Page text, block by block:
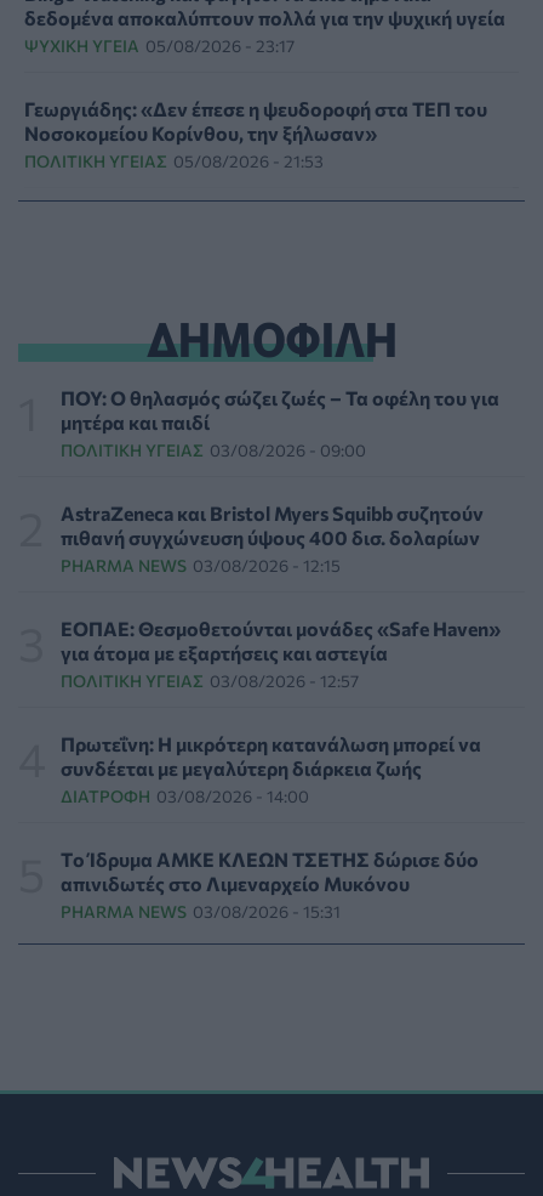
δεδομένα αποκαλύπτουν πολλά για την ψυχική υγεία
ΨΥΧΙΚΉ ΥΓΕΊΑ 05/08/2026 - 23:17
Γεωργιάδης: «Δεν έπεσε η ψευδοροφή στα ΤΕΠ του
Νοσοκομείου Κορίνθου, την ξήλωσαν»
ΠΟΛΙΤΙΚΉ ΥΓΕΊΑΣ 05/08/2026 - 21:53
Τύποι, συμπτώματα και αντιμετώπιση της
φωτοευαισθησίας - Χρήσιμες ερωταπαντήσεις
ΥΓΕΊΑ 05/08/2026 - 20:42
δάσους κάηκαν σε λίγες μόνο μέρες
ΕΠΙΚΑΙΡΌΤΗΤΑ 05/08/2026 - 20:16
διακομιδών στη Στερεά Ελλάδα με τα νέα
ασθενοφόρα»
ΠΟΛΙΤΙΚΉ ΥΓΕΊΑΣ 05/08/2026 - 19:49
Οι πέντε λόγοι για τους οποίους η διατροφή πρέπει να
καθοδηγείται από κλινικό διαιτολόγο
HEALTH TALK 05/08/2026 - 18:59
Ψυχοκοινωνική υποστήριξη στους πυρόπληκτους της
Δυτικής Αττικής από τον ΕΕΣ
ΕΠΙΚΑΙΡΌΤΗΤΑ 05/08/2026 - 18:34
ΕΠΙΚΑΙΡΌΤΗΤΑ 05/08/2026 - 17:39
ΔΗΜΟΦΙΛΗ
ΠΟΥ: Ο θηλασμός σώζει ζωές – Τα οφέλη του για
μητέρα και παιδί
ΠΟΛΙΤΙΚΉ ΥΓΕΊΑΣ 03/08/2026 - 09:00
AstraZeneca και Bristol Myers Squibb συζητούν
πιθανή συγχώνευση ύψους 400 δισ. δολαρίων
PHARMA NEWS 03/08/2026 - 12:15
ΕΟΠΑΕ: Θεσμοθετούνται μονάδες «Safe Haven»
για άτομα με εξαρτήσεις και αστεγία
ΠΟΛΙΤΙΚΉ ΥΓΕΊΑΣ 03/08/2026 - 12:57
Πρωτεΐνη: Η μικρότερη κατανάλωση μπορεί να
συνδέεται με μεγαλύτερη διάρκεια ζωής
ΔΙΑΤΡΟΦΉ 03/08/2026 - 14:00
Tο Ίδρυμα ΑΜΚΕ ΚΛΕΩΝ ΤΣΕΤΗΣ δώρισε δύο
απινιδωτές στο Λιμεναρχείο Μυκόνου
PHARMA NEWS 03/08/2026 - 15:31